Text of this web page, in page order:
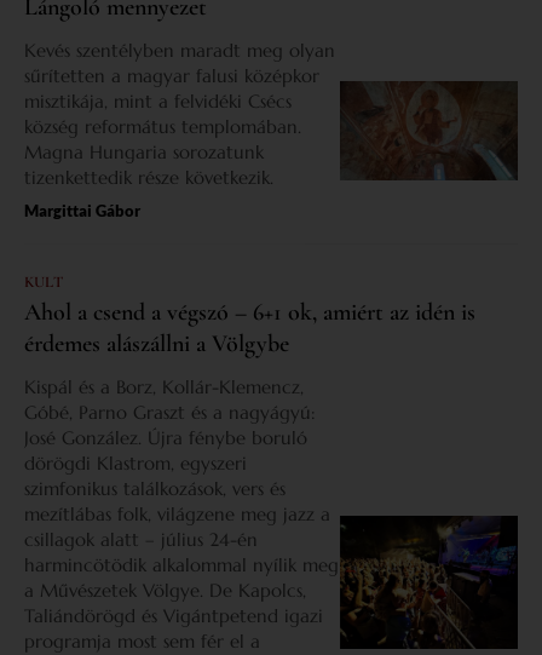
Lángoló mennyezet
Kevés szentélyben maradt meg olyan
sűrítetten a magyar falusi középkor
misztikája, mint a felvidéki Csécs
község református templomában.
Magna Hungaria sorozatunk
tizenkettedik része következik.
Margittai Gábor
KULT
Ahol a csend a végszó – 6+1 ok, amiért az idén is
érdemes alászállni a Völgybe
Kispál és a Borz, Kollár-Klemencz,
Góbé, Parno Graszt és a nagyágyú:
José González. Újra fénybe boruló
dörögdi Klastrom, egyszeri
szimfonikus találkozások, vers és
mezítlábas folk, világzene meg jazz a
csillagok alatt – július 24-én
harmincötödik alkalommal nyílik meg
a Művészetek Völgye. De Kapolcs,
Taliándörögd és Vigántpetend igazi
programja most sem fér el a